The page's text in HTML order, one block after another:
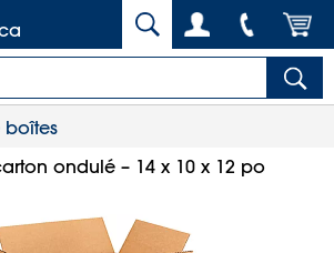
boîtes
ondulé – 14 x 10 x 12 po